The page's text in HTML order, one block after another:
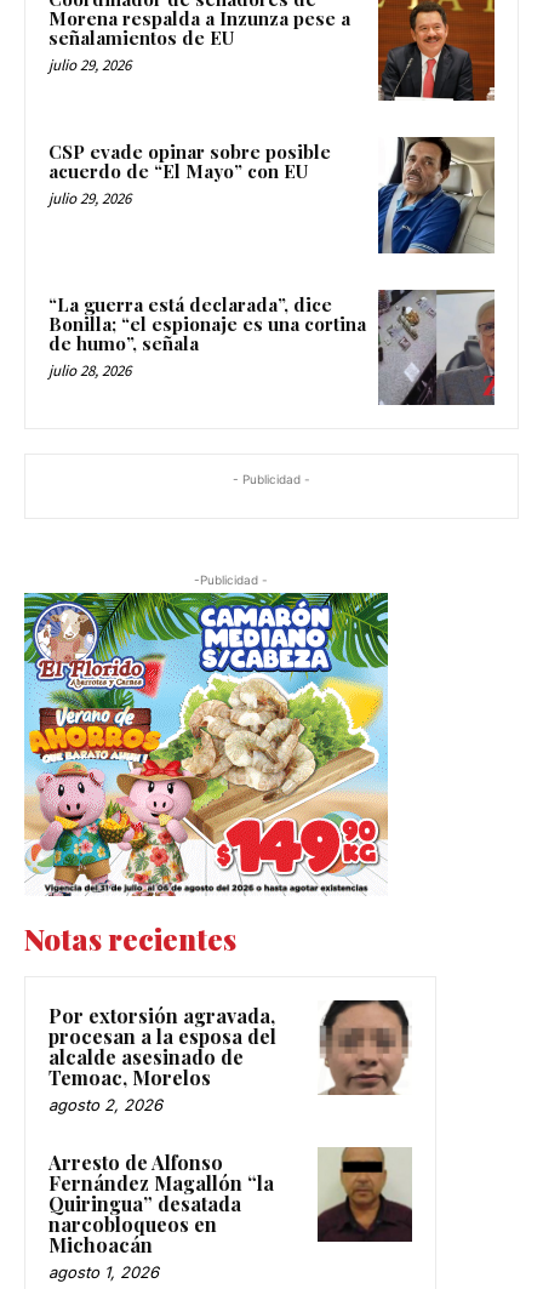
Morena respalda a Inzunza pese a
señalamientos de EU
julio 29, 2026
CSP evade opinar sobre posible
acuerdo de “El Mayo” con EU
julio 29, 2026
“La guerra está declarada”, dice
Bonilla; “el espionaje es una cortina
de humo”, señala
julio 28, 2026
- Publicidad -
-Publicidad -
Notas recientes
Por extorsión agravada,
procesan a la esposa del
alcalde asesinado de
Temoac, Morelos
agosto 2, 2026
Arresto de Alfonso
Fernández Magallón “la
Quiringua” desatada
narcobloqueos en
Michoacán
agosto 1, 2026